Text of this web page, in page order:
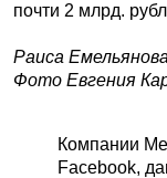
почти 2 млрд.
Раиса Емельянова
Фото Евгения
Компании
Facebook,